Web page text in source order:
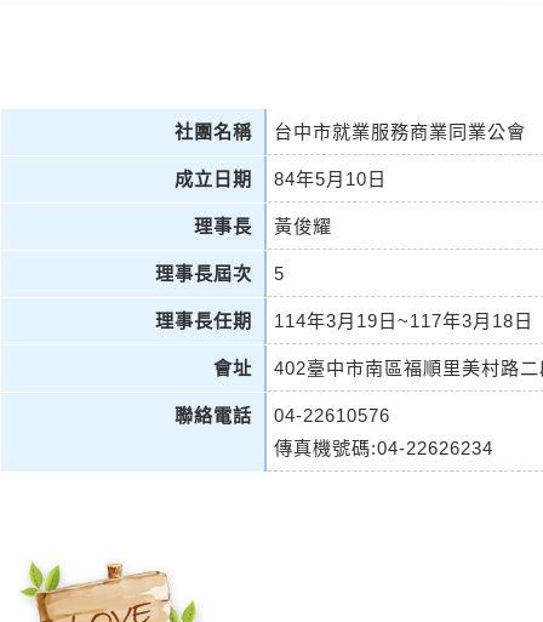
社團名稱 台中市就業服務商業同業公會
成立日期 84年5月10日
理事長 黃俊耀
理事長屆次 5
理事長任期 114年3月19日~117年3月18日
會址 402臺中市南區福順里美村路
聯絡電話
04-22610576
傳真機號碼:04-22626234